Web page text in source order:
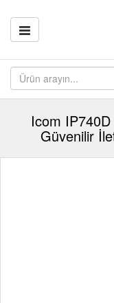
Icom
Güvenilir